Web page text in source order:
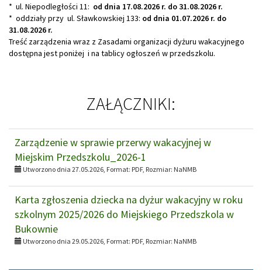
* ul. Niepodległości 11: od dnia 17.08.2026 r. do 31.08.2026 r.
* oddziały przy ul. Sławkowskiej 133: od dnia 01.07.2026 r. do
31.08.2026 r.
Treść zarządzenia wraz z Zasadami organizacji dyżuru wakacyjnego
dostępna jest poniżej i na tablicy ogłoszeń w przedszkolu.
ZAŁĄCZNIKI:
Zarządzenie w sprawie przerwy wakacyjnej w
Miejskim Przedszkolu_2026-1
Utworzono dnia 27.05.2026, Format: PDF, Rozmiar: NaNMB
Karta zgłoszenia dziecka na dyżur wakacyjny w roku
szkolnym 2025/2026 do Miejskiego Przedszkola w
Bukownie
Utworzono dnia 29.05.2026, Format: PDF, Rozmiar: NaNMB